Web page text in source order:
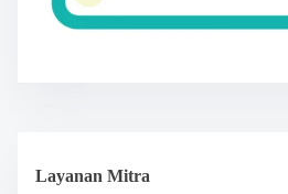
Layanan Mitra